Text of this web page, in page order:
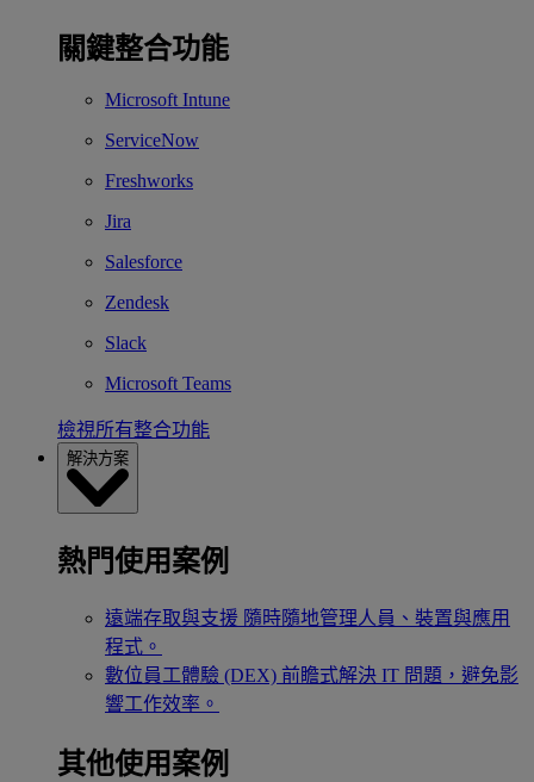
關鍵整合功能
Microsoft Intune
ServiceNow
Freshworks
Jira
Salesforce
Zendesk
Slack
Microsoft Teams
檢視所有整合功能
解決方案
熱門使用案例
遠端存取與支援 隨時隨地管理人員、裝置與應用
程式。
數位員工體驗 (DEX) 前瞻式解決 IT 問題，避免影
響工作效率。
其他使用案例